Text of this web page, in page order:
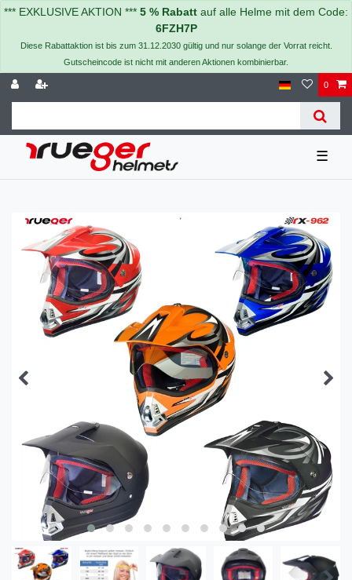
*** EXKLUSIVE AKTION *** 5 % Rabatt auf alle Helme mit dem Code:
6FZH7P
Diese Rabattaktion ist bis zum 31.12.2030 gültig und nur solange der Vorrat reicht.
Gutscheincode ist nicht mit anderen Aktionen kombinierbar.
0
☰